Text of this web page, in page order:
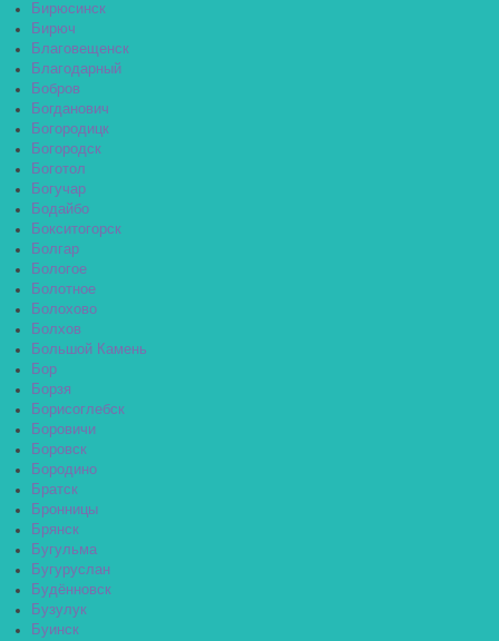
Бирюсинск
Бирюч
Благовещенск
Благодарный
Бобров
Богданович
Богородицк
Богородск
Боготол
Богучар
Бодайбо
Бокситогорск
Болгар
Бологое
Болотное
Болохово
Болхов
Большой Камень
Бор
Борзя
Борисоглебск
Боровичи
Боровск
Бородино
Братск
Бронницы
Брянск
Бугульма
Бугуруслан
Будённовск
Бузулук
Буинск